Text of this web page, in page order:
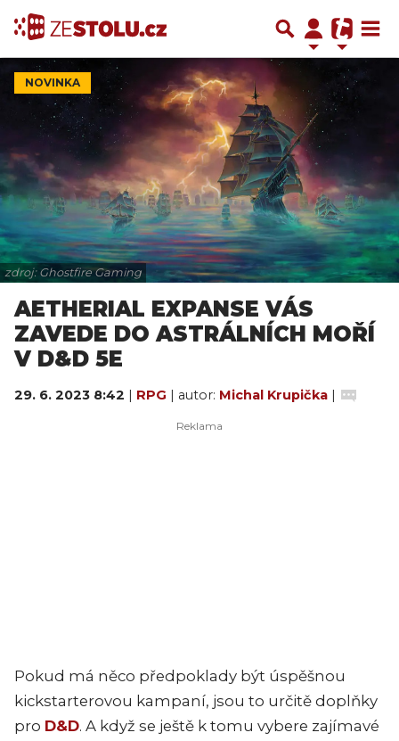
NOVINKA
zdroj: Ghostfire Gaming
AETHERIAL EXPANSE VÁS
ZAVEDE DO ASTRÁLNÍCH MOŘÍ
V D&D 5E
29. 6. 2023 8:42 | RPG | autor: Michal Krupička |
Pokud má něco předpoklady být úspěšnou
kickstarterovou kampaní, jsou to určitě doplňky
pro D&D. A když se ještě k tomu vybere zajímavé